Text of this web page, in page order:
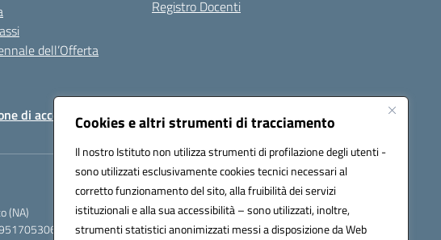
Cookies e altri strumenti di tracciamento
Il nostro Istituto non utilizza strumenti di profilazione degli utenti -
sono utilizzati esclusivamente cookies tecnici necessari al
corretto funzionamento del sito, alla fruibilità dei servizi
istituzionali e alla sua accessibilità – sono utilizzati, inoltre,
strumenti statistici anonimizzati messi a disposizione da Web
dell’Offerta
Registro Docenti
di accessibilità Note legali
(NA)